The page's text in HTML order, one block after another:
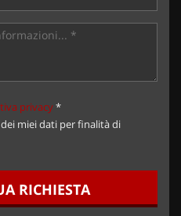
privacy*
miei dati per finalità di
RICHIESTA